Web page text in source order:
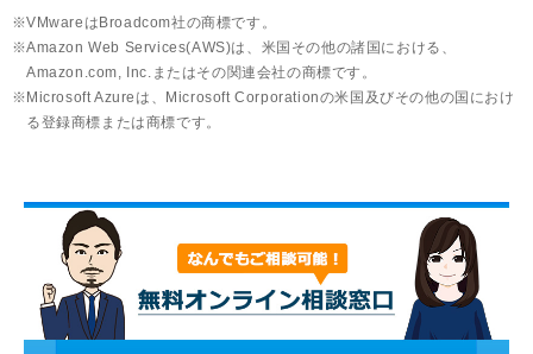
VMwareはBroadcom社の商標です。
Amazon Web Services(AWS)は、米国その他の諸国における、
Amazon.com, Inc.またはその関連会社の商標です。
Microsoft Azureは、Microsoft Corporationの米国及びその他の国におけ
る登録商標または商標です。